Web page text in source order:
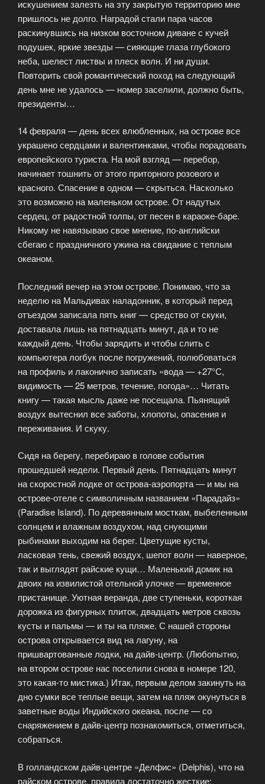
искушением залезть на эту закрытую территорию мне
пришлось не долго. Наградой стали пара часов
раскинувшись на низком восточном диване с кучей
подушек, яркие звезды — сияющие глаза глубокого
неба, шелест листвы и плеск волн. И ни души.
Повторить свой романтический поход на следующий
день мне не удалось — номер заселили, должно быть,
президенты…
14 февраля — день всех влюбленных, на острове все
украшено сердцами и валентинками, чтобы порадовать
европейского туриста. На мой взгляд — перебор,
начинает тошнить от этого приторного розового и
красного. Спасение в одном — скрыться. Насколько
это возможно на маленьком острове. От надутых
сердец, от радостной толпы, от песен в караоке-баре.
Никому не навязываю свое мнение, по-английски
сбегаю с праздничного ужина на свидание с теплым
океаном.
Последний вечер на этом острове. Понимаю, что за
неделю на Мальдивах наладонник, в который перед
отъездом записала пять книг — средство от скуки,
доставала лишь на пятнадцать минут, да и то не
каждый день. Чтобы зарядить и чтобы слить с
компьютера логбук после погружений, полюбоваться
на профиль и лаконично записать «вода — +27°С,
видимость — 25 метров, течение, погода»… Читать
книгу — такая мысль даже не посещала. Пьянящий
воздух вытеснил все заботы, хлопоты, опасения и
переживания. И скуку.
Сидя на берегу, перебираю в голове события
прошедшей недели. Первый день. Пятнадцать минут
на скоростной лодке от острова-аэропорта — и мы на
острове-отеле с символичным названием «Парадайз»
(Paradise Island). По деревянным мосткам, выбеленным
солнцем и влажным воздухом, над снующими
рыбинами выходим на берег. Цветущие кусты,
ласковая тень, свежий воздух, шепот волн — наверное,
так и выглядят райские кущи… Маленький домик на
двоих на извилистой отельной улочке — временное
пристанище. Уютная веранда, две ступеньки, короткая
дорожка из фигурных плиток, двадцать метров сквозь
кусты и пальмы — и ты на пляже. С нашей стороны
острова открывается вид на лагуну, на
пришвартованные лодки, на дайв-центр. (Любопытно,
на втором острове нас поселили снова в номере 120,
это какая-то мистика.) Итак, первым делом закинуть на
дно сумки все теплые вещи, затем на пляж окунуться в
заветные воды Индийского океана, после — со
снаряжением в дайв-центр познакомиться, отметиться,
собраться.
В голландском дайв-центре «Делфис» (Delphis), что на
райском острове, правила достаточно жесткие: